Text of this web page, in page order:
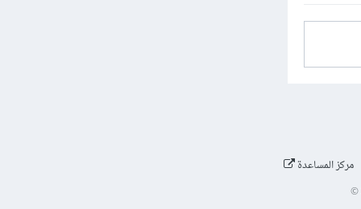
مركز المساعدة
©